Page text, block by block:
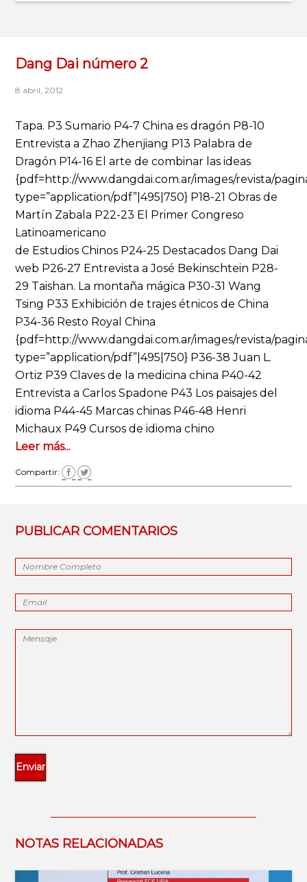
Dang Dai número 2
8 abril, 2012
Tapa. P3 Sumario P4-7 China es dragón P8-10
Entrevista a Zhao Zhenjiang P13 Palabra de
Dragón P14-16 El arte de combinar las ideas
{pdf=http://www.dangdai.com.ar/images/revista/
type=”application/pdf”|495|750} P18-21 Obras de
Martín Zabala P22-23 El Primer Congreso
Latinoamericano
de Estudios Chinos P24-25 Destacados Dang Dai
web P26-27 Entrevista a José Bekinschtein P28-
29 Taishan. La montaña mágica P30-31 Wang
Tsing P33 Exhibición de trajes étnicos de China
P34-36 Resto Royal China
{pdf=http://www.dangdai.com.ar/images/revista/
type=”application/pdf”|495|750} P36-38 Juan L.
Ortiz P39 Claves de la medicina china P40-42
Entrevista a Carlos Spadone P43 Los paisajes del
idioma P44-45 Marcas chinas P46-48 Henri
Michaux P49 Cursos de idioma chino
Leer más...
Compartir:
PUBLICAR COMENTARIOS
NOTAS RELACIONADAS